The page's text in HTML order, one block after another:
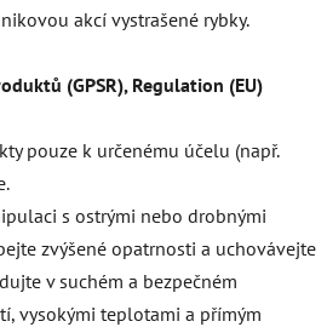
akcí vystrašené rybky.
(GPSR), Regulation (EU)
pouze k určenému účelu (např.
s ostrými nebo drobnými
zvýšené opatrnosti a uchovávejte
v suchém a bezpečném
vysokými teplotami a přímým